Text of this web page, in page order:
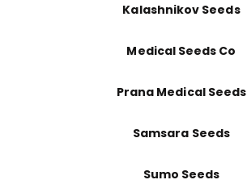
Kalashnikov Seeds
Medical Seeds Co
Prana Medical Seeds
Samsara Seeds
Sumo Seeds